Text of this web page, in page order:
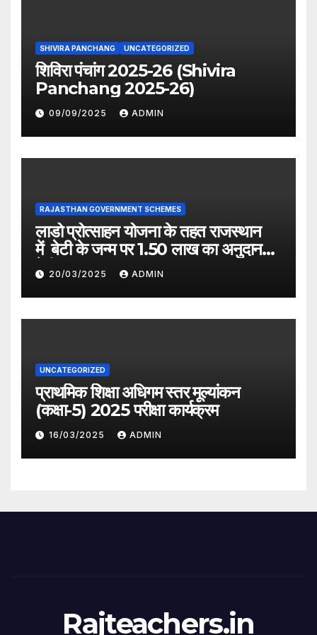
SHIVIRA PANCHANG UNCATEGORIZED
शिविरा पंचांग 2025-26 (Shivira
Panchang 2025-26)
09/09/2025 ADMIN
RAJASTHAN GOVERNMENT SCHEMES
लाडो प्रोत्साहन योजना के तहत राजस्थान
में बेटी के जन्म पर 1.50 लाख का अनुदान
देगी सरकार
20/03/2025 ADMIN
UNCATEGORIZED
प्राथमिक शिक्षा अधिगम स्तर मूल्यांकन
(कक्षा-5) 2025 परीक्षा कार्यक्रम
16/03/2025 ADMIN
Rajteachers.in